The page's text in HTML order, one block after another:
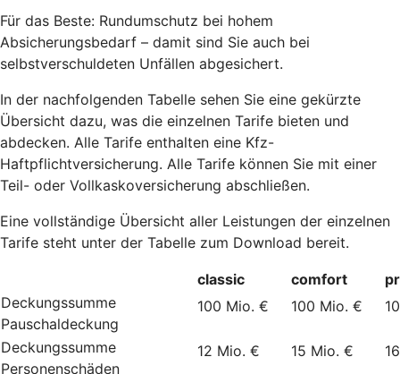
Für das Beste: Rundumschutz bei hohem
Absicherungsbedarf – damit sind Sie auch bei
selbstverschuldeten Unfällen abgesichert.
In der nachfolgenden Tabelle sehen Sie eine gekürzte
Übersicht dazu, was die einzelnen Tarife bieten und
abdecken. Alle Tarife enthalten eine Kfz-
Haftpflichtversicherung. Alle Tarife können Sie mit einer
Teil- oder Vollkaskoversicherung abschließen.
Eine vollständige Übersicht aller Leistungen der einzelnen
Tarife steht unter der Tabelle zum Download bereit.
classic comfort
Deckungssumme
Pauschaldeckung
100 Mio. € 100 Mio. €
Deckungssumme
Personenschäden
12 Mio. € 15 Mio. €